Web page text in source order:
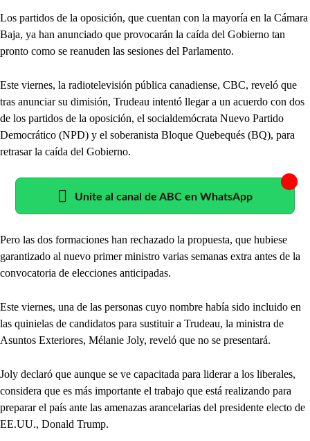
Los partidos de la oposición, que cuentan con la mayoría en la Cámara
Baja, ya han anunciado que provocarán la caída del Gobierno tan
pronto como se reanuden las sesiones del Parlamento.
Este viernes, la radiotelevisión pública canadiense, CBC, reveló que
tras anunciar su dimisión, Trudeau intentó llegar a un acuerdo con dos
de los partidos de la oposición, el socialdemócrata Nuevo Partido
Democrático (NPD) y el soberanista Bloque Quebequés (BQ), para
retrasar la caída del Gobierno.
Unite al canal de ABC en WhatsApp
Pero las dos formaciones han rechazado la propuesta, que hubiese
garantizado al nuevo primer ministro varias semanas extra antes de la
convocatoria de elecciones anticipadas.
Este viernes, una de las personas cuyo nombre había sido incluido en
las quinielas de candidatos para sustituir a Trudeau, la ministra de
Asuntos Exteriores, Mélanie Joly, reveló que no se presentará.
Joly declaró que aunque se ve capacitada para liderar a los liberales,
considera que es más importante el trabajo que está realizando para
preparar el país ante las amenazas arancelarias del presidente electo de
EE.UU., Donald Trump.